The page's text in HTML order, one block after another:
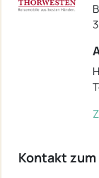
Kontakt